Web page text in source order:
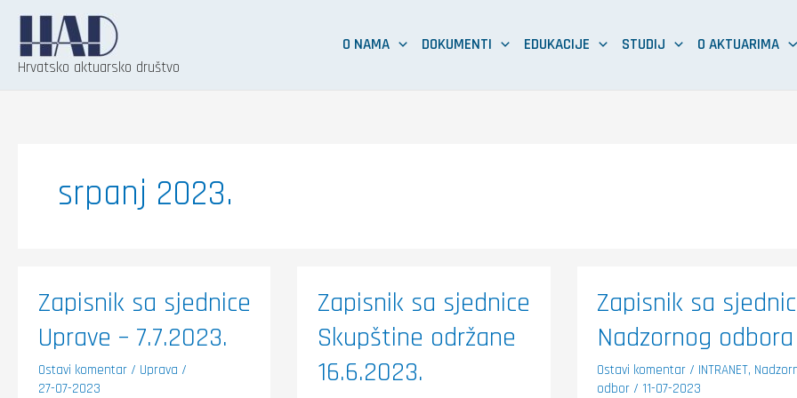
content
Hrvatsko aktuarsko društvo
O NAMA DOKUMENTI EDUKACIJE STUDIJ O AKTUARIMA
srpanj 2023.
Zapisnik sa sjednice
Uprave – 7.7.2023.
Ostavi komentar / Uprava /
27-07-2023
Zapisnik
sa
Uprave
–
Zapisnik sa sjednice
Skupštine održane
16.6.2023.
Zapisnik
sa
Skupštine
održane
Zapisnik sa
Nadzornog odbora
Ostavi komentar / INTRANET,
odbor / 11-07-2023
Zapisnik
sa
Nadzornog
odbora